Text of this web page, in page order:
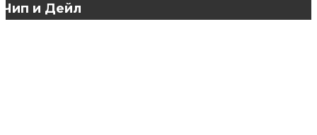
Чип и Дейл